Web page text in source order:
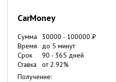
CarMoney
Сумма 30000 - 100000 ₽
Время
до 5 минут
Срок
90 - 365 дней
Ставка
от2.92%
Получение: